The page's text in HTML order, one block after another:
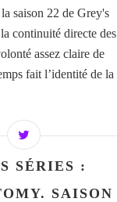
saison 22 de Grey's
continuité directe des
assez claire de
fait l’identité de la
SÉRIES :
SAISON